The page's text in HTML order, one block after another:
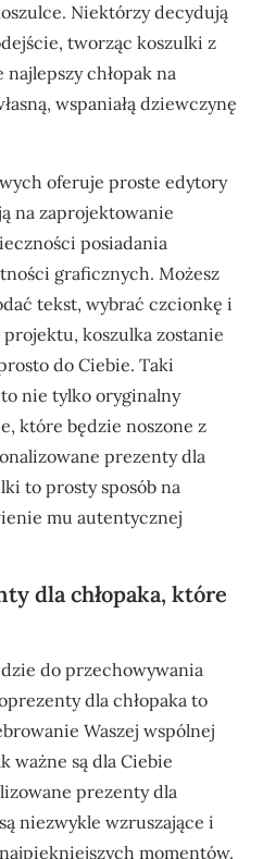
Niektórzy decydują
tworząc koszulki z
chłopak na
wspaniałą dziewczynę
oferuje proste edytory
na zaprojektowanie
posiadania
graficznych. Możesz
tekst, wybrać czcionkę i
koszulka zostanie
do Ciebie. Taki
nie tylko oryginalny
które będzie noszone z
prezenty dla
to prosty sposób na
mu autentycznej
dla chłopaka, które
do przechowywania
dla chłopaka to
Waszej wspólnej
ważne są dla Ciebie
prezenty dla
niezwykle wzruszające i
momentów.